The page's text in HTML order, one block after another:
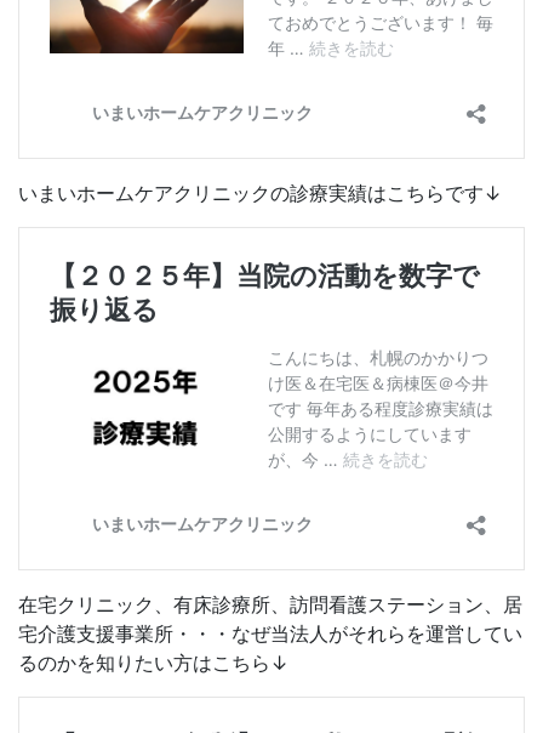
いまいホームケアクリニックの診療実績はこちらです↓
在宅クリニック、有床診療所、訪問看護ステーション、居
宅介護支援事業所・・・なぜ当法人がそれらを運営してい
るのかを知りたい方はこちら↓